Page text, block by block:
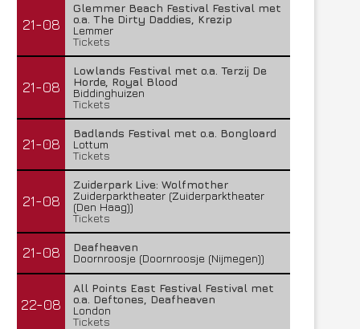
21-08
Glemmer Beach Festival Festival met
o.a. The Dirty Daddies, Krezip
Lemmer
Tickets
21-08
Lowlands Festival met o.a. Terzij De
Horde, Royal Blood
Biddinghuizen
Tickets
21-08
Badlands Festival met o.a. Bongloard
Lottum
Tickets
21-08
Zuiderpark Live: Wolfmother
Zuiderparktheater (Zuiderparktheater
(Den Haag))
Tickets
21-08
Deafheaven
Doornroosje (Doornroosje (Nijmegen))
22-08
All Points East Festival Festival met
o.a. Deftones, Deafheaven
London
Tickets